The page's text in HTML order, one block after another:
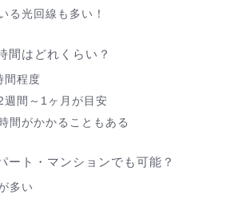
る光回線も多い！
間はどれくらい？
間程度
週間～1ヶ月が目安
間がかかることもある
ート・マンションでも可能？
多い